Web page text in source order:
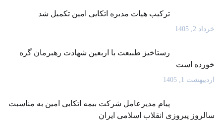
ترکیب هیات مدیره اتکایی امین تکمیل شد
خرداد 2, 1405
رستاخیز طبیعت با اربعین شهادت رهبرمان گره
خورده است
اردیبهشت 1, 1405
پیام مدیرعامل شرکت بیمه اتکایی امین به مناسبت
سالروز پیروزی انقلاب اسلامی ایران